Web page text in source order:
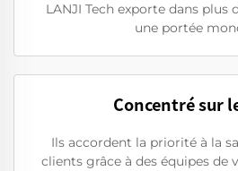
LANJI Tech exporte dans plus
une portée
Concentré sur
Ils accordent la priorité à la
clients grâce à des équipes de